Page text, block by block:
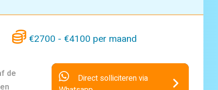
€2700 - €4100 per maand
de
Direct solliciteren via